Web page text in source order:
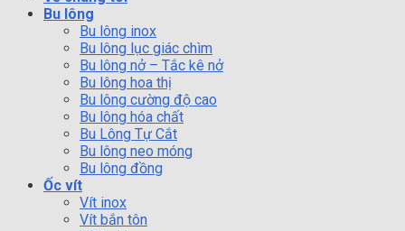
Bu lông
Bu lông inox
Bu lông lục giác chìm
Bu lông nở – Tắc kê nở
Bu lông hoa thị
Bu lông cường độ cao
Bu lông hóa chất
Bu Lông Tự Cắt
Bu lông neo móng
Bu lông đồng
Ốc vít
Vít inox
Vít bắn tôn